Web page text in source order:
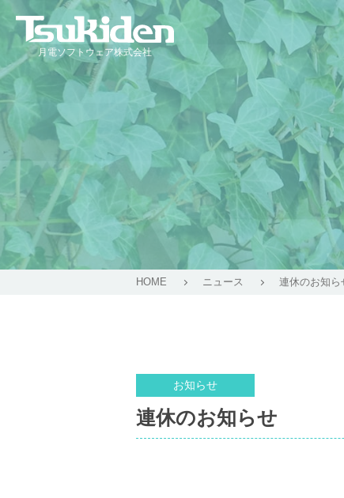
月電ソフトウェア株式会社
HOME ニュース 連休のお知ら
お知らせ
連休のお知らせ